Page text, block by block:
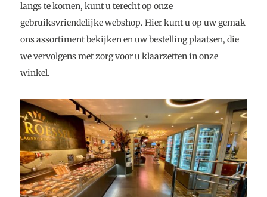
langs te komen, kunt u terecht op onze
gebruiksvriendelijke webshop. Hier kunt u op uw gemak
ons assortiment bekijken en uw bestelling plaatsen, die
we vervolgens met zorg voor u klaarzetten in onze
winkel.